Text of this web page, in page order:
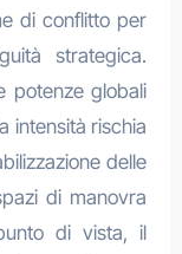
di conflitto per
strategica.
potenze globali
intensità rischia
delle
di manovra
di vista, il